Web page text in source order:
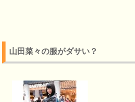
山田菜々の服がダサい？